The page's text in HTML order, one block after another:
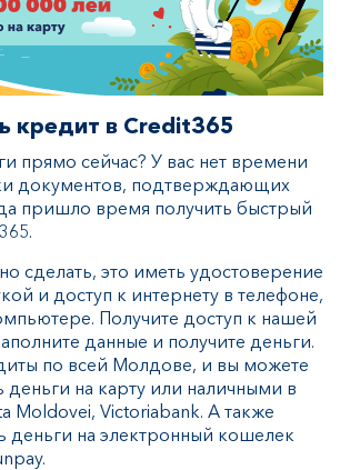
кредит в Credit365
прямо сейчас? У вас нет времени
документов, подтверждающих
пришло время получить быстрый
сделать, это иметь удостоверение
и доступ к интернету в телефоне,
Получите доступ к нашей
данные и получите деньги.
по всей Молдове, и вы можете
деньги на карту или наличными в
Moldovei, Victoriabank. А также
деньги на электронный кошелек